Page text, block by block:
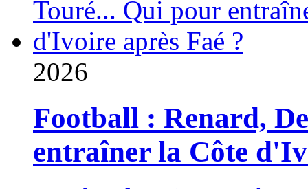
2026
Football : Renard,
entraîner la Côte